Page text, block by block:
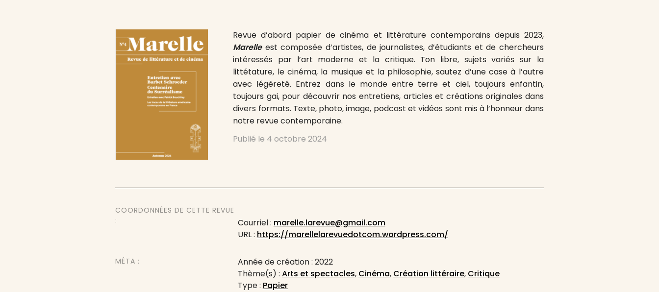
Revue d’abord papier de cinéma et littérature contemporains depuis 2023,
Marelle est composée d’artistes, de journalistes, d’étudiants et de chercheurs
intéressés par l’art moderne et la critique. Ton libre, sujets variés sur la
littétature, le cinéma, la musique et la philosophie, sautez d’une case à l’autre
avec légèreté. Entrez dans le monde entre terre et ciel, toujours enfantin,
toujours gai, pour découvrir nos entretiens, articles et créations originales dans
divers formats. Texte, photo, image, podcast et vidéos sont mis à l’honneur dans
notre revue contemporaine.
Publié le 4 octobre 2024
COORDONNÉES DE CETTE REVUE
:
Courriel : marelle.larevue@gmail.com
URL : https://marellelarevuedotcom.wordpress.com/
MÉTA :
Année de création : 2022
Thème(s) : Arts et spectacles, Cinéma, Création littéraire, Critique
Type : Papier